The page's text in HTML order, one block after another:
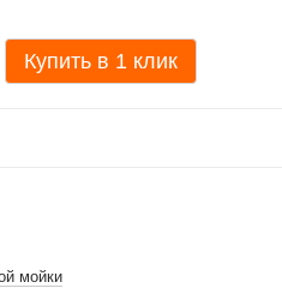
Купить в 1 клик
мойки